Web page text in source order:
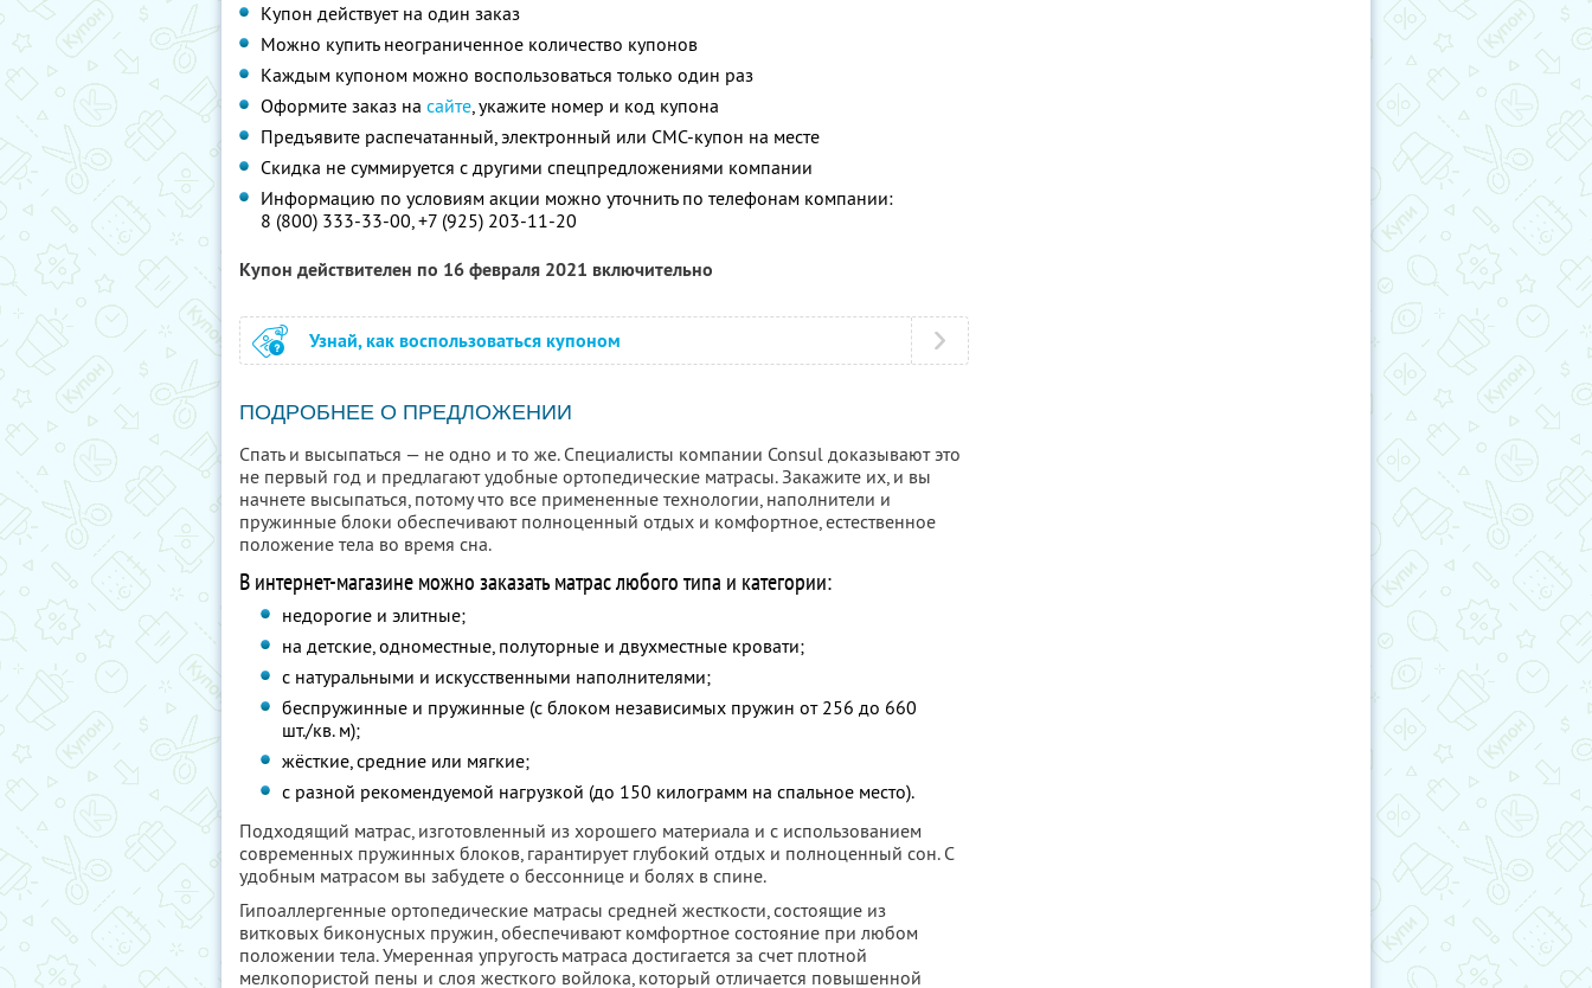
Купон действует на один заказ
Можно купить неограниченное количество купонов
Каждым купоном можно воспользоваться только один раз
Оформите заказ на сайте, укажите номер и код купона
Предъявите распечатанный, электронный или СМС-купон на месте
Скидка не суммируется с другими спецпредложениями компании
Информацию по условиям акции можно уточнить по телефонам компании:
8 (800) 333-33-00, +7 (925) 203-11-20
Купон действителен по 16 февраля 2021 включительно
Узнай, как воспользоваться купоном
ПОДРОБНЕЕ О ПРЕДЛОЖЕНИИ
Спать и высыпаться — не одно и то же. Специалисты компании Consul доказывают это
не первый год и предлагают удобные ортопедические матрасы. Закажите их, и вы
начнете высыпаться, потому что все примененные технологии, наполнители и
пружинные блоки обеспечивают полноценный отдых и комфортное, естественное
положение тела во время сна.
В интернет-магазине можно заказать матрас любого типа и категории:
недорогие и элитные;
на детские, одноместные, полуторные и двухместные кровати;
с натуральными и искусственными наполнителями;
беспружинные и пружинные (с блоком независимых пружин от 256 до 660
шт./кв. м);
жёсткие, средние или мягкие;
с разной рекомендуемой нагрузкой (до 150 килограмм на спальное место).
Подходящий матрас, изготовленный из хорошего материала и с использованием
современных пружинных блоков, гарантирует глубокий отдых и полноценный сон. С
удобным матрасом вы забудете о бессоннице и болях в спине.
Гипоаллергенные ортопедические матрасы средней жесткости, состоящие из
витковых биконусных пружин, обеспечивают комфортное состояние при любом
положении тела. Умеренная упругость матраса достигается за счет плотной
мелкопористой пены и слоя жесткого войлока, который отличается повышенной